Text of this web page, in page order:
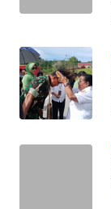
WN
MALUKU
WN
MALUT